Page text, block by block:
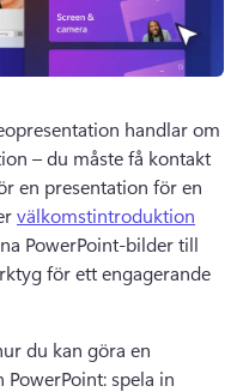
handlar om
– du måste få kontakt
en presentation för en
välkomstintroduktion
PowerPoint-bilder till
för ett engagerande
du kan göra en
spela in